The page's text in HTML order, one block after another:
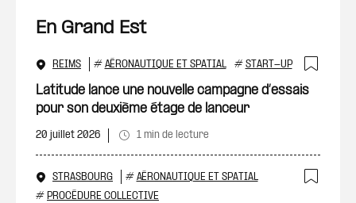
En Grand Est
REIMS # AÉRONAUTIQUE ET SPATIAL # START-UP
Latitude lance une nouvelle campagne d’essais
pour son deuxième étage de lanceur
20 juillet 2026 1 min de lecture
STRASBOURG # AÉRONAUTIQUE ET SPATIAL
# PROCÉDURE COLLECTIVE